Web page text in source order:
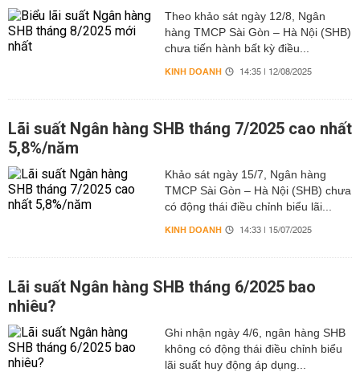
Theo khảo sát ngày 12/8, Ngân
hàng TMCP Sài Gòn – Hà Nội (SHB)
chưa tiến hành bất kỳ điều...
KINH DOANH 14:35 | 12/08/2025
Lãi suất Ngân hàng SHB tháng 7/2025 cao nhất
5,8%/năm
Khảo sát ngày 15/7, Ngân hàng
TMCP Sài Gòn – Hà Nội (SHB) chưa
có động thái điều chỉnh biểu lãi...
KINH DOANH 14:33 | 15/07/2025
Lãi suất Ngân hàng SHB tháng 6/2025 bao
nhiêu?
Ghi nhận ngày 4/6, ngân hàng SHB
không có động thái điều chỉnh biểu
lãi suất huy động áp dụng...